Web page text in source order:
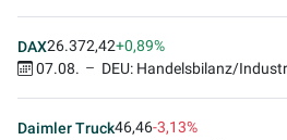
DAX26.372,42+0,89%
07.08.
DEU: Handelsbilanz/
Daimler Truck46,46-3,13%